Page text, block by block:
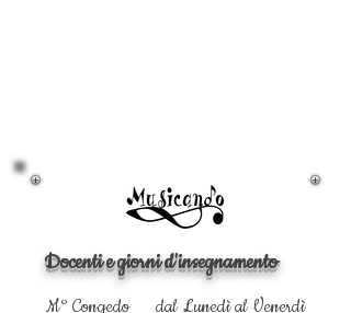
Docenti e giorni d'insegnamento
M° Congedo dal Lunedì al Venerdì